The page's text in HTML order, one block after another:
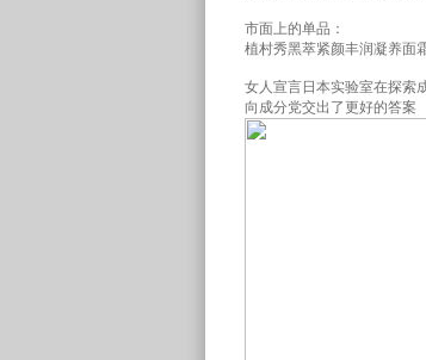
市面上的单品：
植村秀黑萃紧颜丰润凝养面
女人宣言日本实验室在探索
向成分党交出了更好的答案